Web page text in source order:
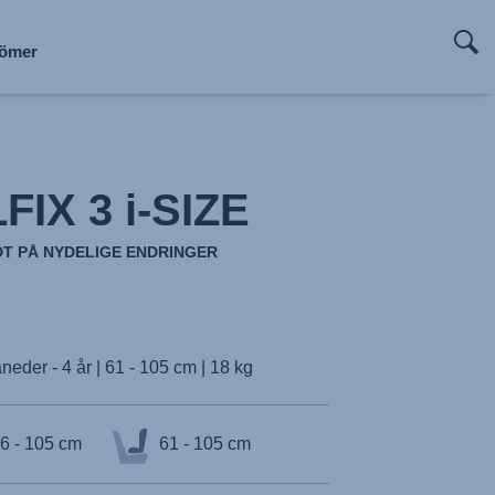
3 i-SIZE
PÅ NYDELIGE ENDRINGER
- 4 år | 61 - 105 cm | 18 kg
- 105 cm 61 - 105 cm